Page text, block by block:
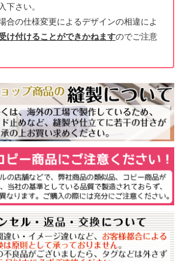
下さい。
合の仕様変更によるデザインの相違によ
け付けることができかねますのでご注意